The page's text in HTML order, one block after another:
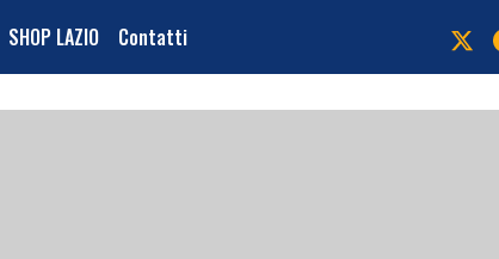
SHOP LAZIO Contatti